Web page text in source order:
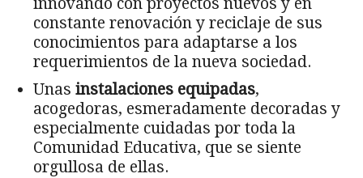
innovando con proyectos nuevos y en
constante renovación y reciclaje de sus
conocimientos para adaptarse a los
requerimientos de la nueva sociedad.
Unas instalaciones equipadas,
acogedoras, esmeradamente decoradas y
especialmente cuidadas por toda la
Comunidad Educativa, que se siente
orgullosa de ellas.